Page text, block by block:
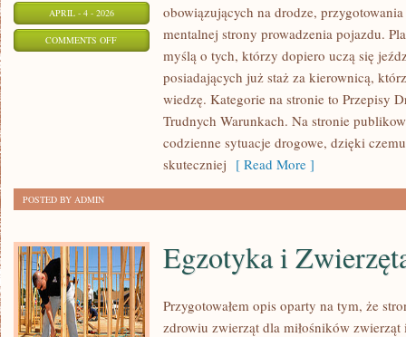
APRIL - 4 - 2026
COMMENTS OFFON
BEZPIECZEŃSTWO
obowiązujących na drodze,
mentalnej strony prowadzenia pojazdu.
myślą o tych, którzy dopiero uczą się
posiadających już staż za kierownicą,
wiedzę. Kategorie na stronie to Przepisy
Trudnych Warunkach. Na stronie
codzienne sytuacje drogowe, dzięki
skuteczniej [ Read More ]
POSTED BY ADMIN
Egzotyka i
Przygotowałem opis oparty na tym, że
zdrowiu zwierząt dla miłośników